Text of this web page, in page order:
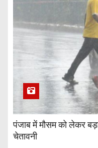
पंजाब में मौसम को लेकर
चेतावनी